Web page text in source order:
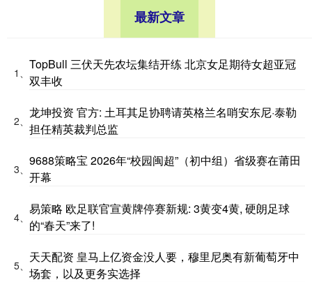
最新文章
1、
TopBull 三伏天先农坛集结开练 北京女足期待女超亚冠
双丰收
2、
龙坤投资 官方: 土耳其足协聘请英格兰名哨安东尼·泰勒
担任精英裁判总监
3、
9688策略宝 2026年“校园闽超”（初中组）省级赛在莆田
开幕
4、
易策略 欧足联官宣黄牌停赛新规: 3黄变4黄, 硬朗足球
的“春天”来了!
5、
天天配资 皇马上亿资金没人要，穆里尼奥有新葡萄牙中
场套，以及更务实选择